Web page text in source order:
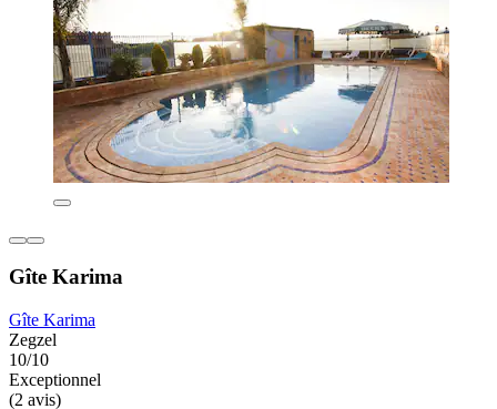
Gîte Karima
Gîte Karima
Zegzel
10/10
Exceptionnel
(2 avis)